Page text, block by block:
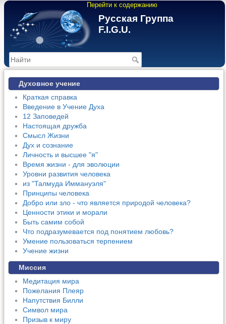
Перейти к содержанию
Русская Группа
F.I.G.U.
Духовное учение
Краткая справка
Введение в Учение Духа
12 Заповедей
Настоящая дружба
Смысл Жизни
Дух и сознание
Личность и высшее "я"
Время жизни - для эволюции
Уровни развития человека
из "Талмуда Иммануэля"
Принципы человека
Добро или зло - что является природой человека?
Ценности этики и морали
Быть самим собой
Что подразумевается под понятием любовь?
Умение пользоваться терпением
Учение жизни
Миссия
Медитация мира
Пожелания Плеяр
Напутствия Билли
Символ мира
Призыв к миру